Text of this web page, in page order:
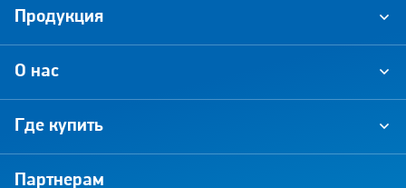
О нас
Где купить
Партнерам
Продукция